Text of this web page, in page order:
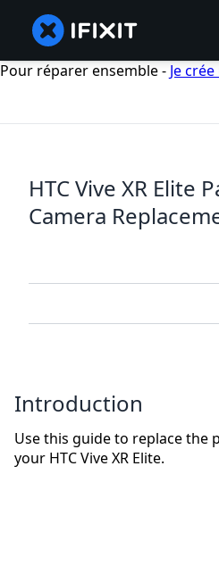
Pour réparer ensemble - Je
HTC Vive XR Elite
Camera
Introduction
Use this guide to replace the
your HTC Vive XR Elite.